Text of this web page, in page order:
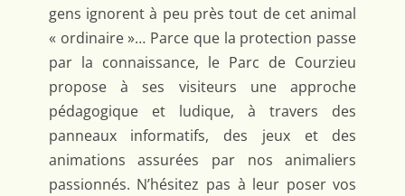
gens ignorent à peu près tout de cet animal
« ordinaire »… Parce que la protection passe
par la connaissance, le Parc de Courzieu
propose à ses visiteurs une approche
pédagogique et ludique, à travers des
panneaux informatifs, des jeux et des
animations assurées par nos animaliers
passionnés. N’hésitez pas à leur poser vos